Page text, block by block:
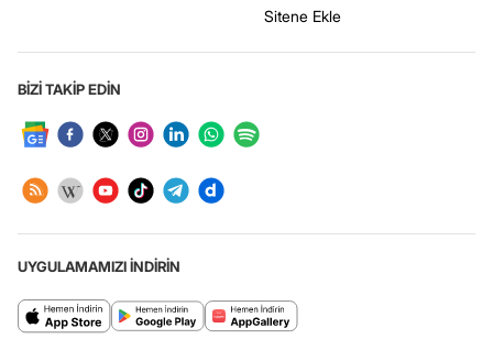
Sitene Ekle
BİZİ TAKİP EDİN
UYGULAMAMIZI İNDİRİN